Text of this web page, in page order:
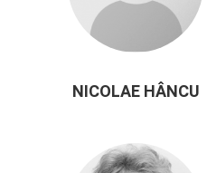
NICOLAE HÂNCU